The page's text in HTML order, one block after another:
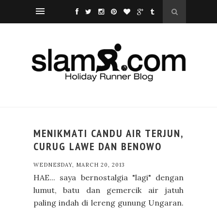
MENIKMATI CANDU AIR TERJUN,
CURUG LAWE DAN BENOWO
WEDNESDAY, MARCH 20, 2013
HAE... saya bernostalgia "lagi" dengan
lumut, batu dan gemercik air jatuh
paling indah di lereng gunung Ungaran.